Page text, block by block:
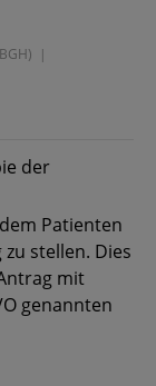
|
der
Patienten
stellen. Dies
mit
genannten